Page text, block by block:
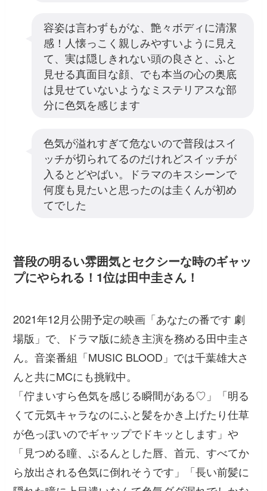
容姿は言わずもがな、艶々ボディに清潔
感！人懐っこく親しみやすいように見え
て、実は隠しきれない頭の良さと、ふと
見せる真面目な顔、でも本当の心の奥底
は見せていないようなミステリアスな部
分に色気を感じます
色気が溢れすぎて危ないので普段はスイ
ッチが切られてるのだけれどスイッチが
入るとどやばい。ドラマのキスシーンで
何度も見たいと思ったのは圭くんが初め
てでした
普段の明るい雰囲気とセクシーな時のギャッ
プにやられる！1位は田中圭さん！
2021年12月公開予定の映画「あなたの番です 劇
場版」で、ドラマ版に続き主演を務める田中圭さ
ん。音楽番組「MUSIC BLOOD」では千葉雄大さ
んと共にMCにも挑戦中。
「佇まいすら色気を感じる瞬間がある♡」「明る
くて元気キャラなのにふと髪をかき上げたり仕草
が色っぽいのでギャップでドキッとします」や
「見つめる瞳、ぷるんとした唇、首元、すべてか
ら放出される色気に倒れそうです」「長い前髪に